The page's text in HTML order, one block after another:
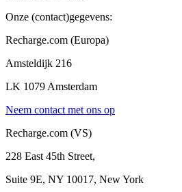
Onze (contact)gegevens:
Recharge.com (Europa)
Amsteldijk 216
LK 1079 Amsterdam
Neem contact met ons op
Recharge.com (VS)
228 East 45th Street,
Suite 9E, NY 10017, New York